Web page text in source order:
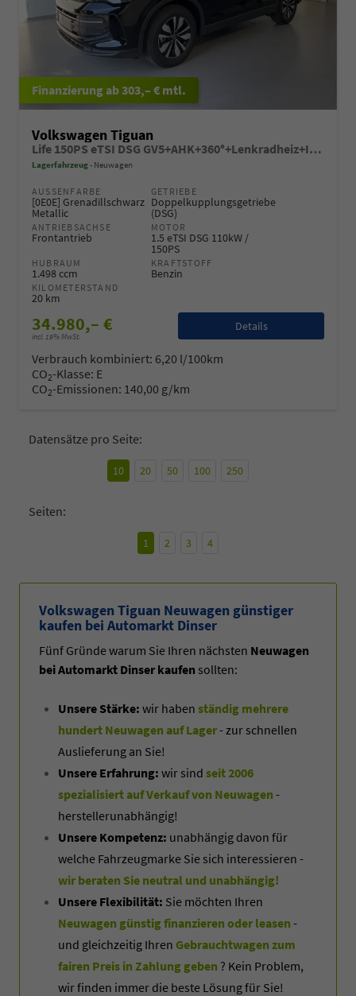
ab 303,– € mtl.
Volkswagen Tiguan
Life 150PS eTSI DSG GV5+AHK+360°+Lenkradheiz+IQ.Drive+ACC+App+eHeck+LED
Lagerfahrzeug Neuwagen
AUSSENFARBE
[0E0E] Grenadillschwarz
Metallic
GETRIEBE
Doppelkupplungsgetriebe
(DSG)
ANTRIEBSACHSE
Frontantrieb
MOTOR
1.5 eTSI DSG 110kW /
150PS
HUBRAUM
1.498 ccm
KRAFTSTOFF
Benzin
KILOMETERSTAND
20 km
34.980,– €
incl. 19% MwSt.
Details
Verbrauch kombiniert: 6,20 l/100km
CO2-Klasse: E
CO2-Emissionen: 140,00 g/km
Datensätze pro Seite:
10 20 50 100 250
Seiten:
1 2 3 4
Volkswagen Tiguan Neuwagen günstiger
kaufen bei Automarkt Dinser
Fünf Gründe warum Sie Ihren nächsten Neuwagen
bei Automarkt Dinser kaufen sollten:
Unsere Stärke: wir haben ständig mehrere
hundert Neuwagen auf Lager- zur schnellen
Auslieferung an Sie!
Unsere Erfahrung: wir sind seit 2006
spezialisiert auf Verkauf von Neuwagen -
herstellerunabhängig!
Unsere Kompetenz: unabhängig davon für
welche Fahrzeugmarke Sie sich interessieren -
wir beraten Sie neutral und unabhängig!
Unsere Flexibilität: Sie möchten Ihren
Neuwagen günstig finanzieren oder leasen -
und gleichzeitig Ihren Gebrauchtwagen zum
fairen Preis in Zahlung geben ? Kein Problem,
wir finden immer die beste Lösung für Sie!